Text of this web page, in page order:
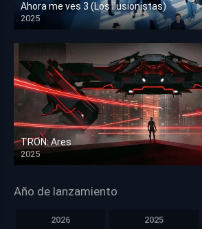
Ahora me ves 3 (Los ilusionistas)
2025
HD 1080p
TRON: Ares
2025
HD 1080p
Año de lanzamiento
2026 2025